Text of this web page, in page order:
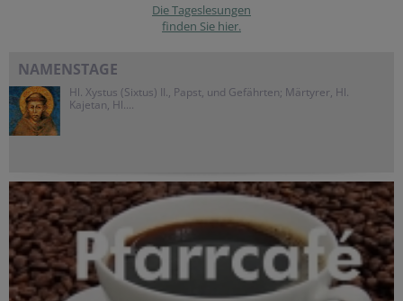
Die Tageslesungen
finden Sie hier.
NAMENSTAGE
Hl. Xystus (Sixtus) II., Papst, und Gefährten; Märtyrer, Hl.
Kajetan, Hl....